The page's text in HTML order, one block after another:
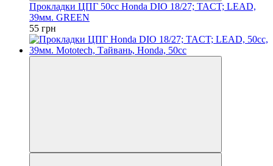
Прокладки ЦПГ 50сс Honda DIO 18/27; TACT; LEAD,
39мм. GREEN
55 грн